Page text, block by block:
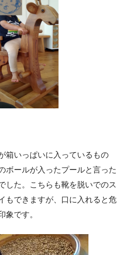
箱いっぱいに入っているもの
ボールが入ったプールと言った
した。こちらも靴を脱いでのス
もできますが、口に入れると危
象です。